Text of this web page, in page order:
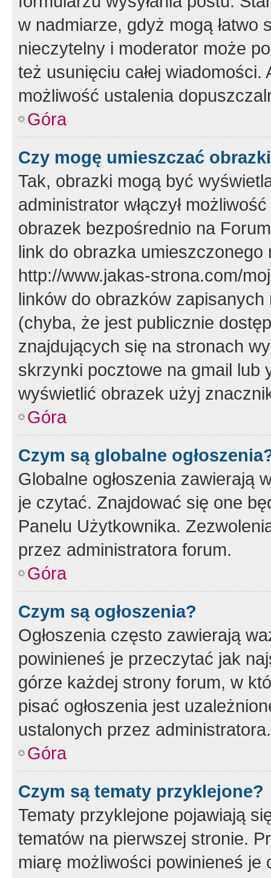
w nadmiarze, gdyż mogą
nieczytelny i moderator może
też usunięciu całej
możliwość ustalenia
Góra
Czy mogę umieszczać
Tak, obrazki mogą być
administrator włączył
obrazek bezpośrednio na
link do obrazka
http://www.jakas-strona.com/
linków do obrazków
(chyba, że jest publicznie
znajdujących się na stronach
skrzynki pocztowe na gmail lub
wyświetlić obrazek użyj
Góra
Czym są globalne
Globalne ogłoszenia zawierają
je czytać. Znajdować się one
Panelu Użytkownika.
przez administratora forum.
Góra
Czym są ogłoszenia?
Ogłoszenia często zawierają
powinieneś je przeczytać jak
górze każdej strony forum, w
pisać ogłoszenia jest
ustalonych przez administratora.
Góra
Czym są tematy przyklejone?
Tematy przyklejone pojawiają
tematów na pierwszej stronie.
miarę możliwości powinieneś je